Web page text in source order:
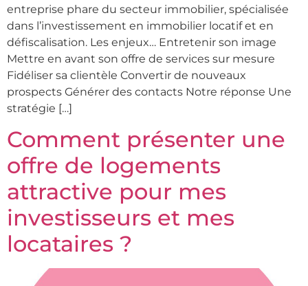
entreprise phare du secteur immobilier, spécialisée
dans l’investissement en immobilier locatif et en
défiscalisation. Les enjeux… Entretenir son image
Mettre en avant son offre de services sur mesure
Fidéliser sa clientèle Convertir de nouveaux
prospects Générer des contacts Notre réponse Une
stratégie […]
Comment présenter une
offre de logements
attractive pour mes
investisseurs et mes
locataires ?